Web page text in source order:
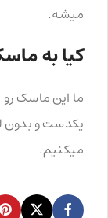
میشه.
کیا به
ما این ماسک
یکدست و بدون
میکنیم.